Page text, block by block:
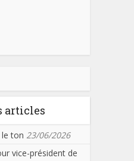
articles
le ton 23/06/2026
vice-président de